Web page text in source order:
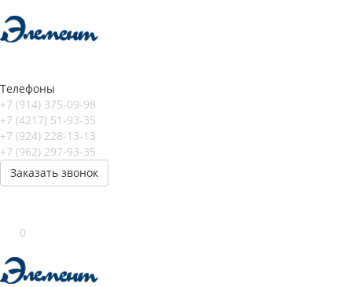
Телефоны
+7 (914) 375-09-98
+7 (4217) 51-93-35
+7 (924) 228-13-13
+7 (962) 297-93-35
Заказать звонок
0